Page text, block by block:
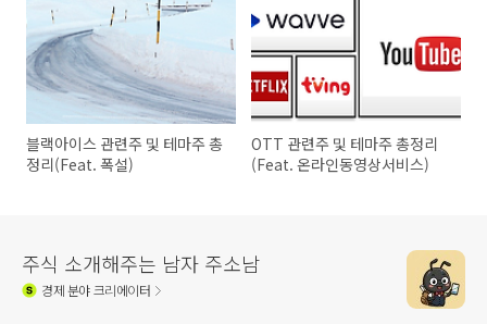
블랙아이스 관련주 및 테마주 총
정리(Feat. 폭설)
OTT 관련주 및 테마주 총정리
(Feat. 온라인동영상서비스)
주식 소개해주는 남자 주소남
경제분야 크리에이터